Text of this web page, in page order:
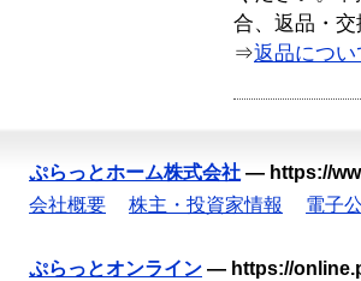
合、返品・
⇒返品につ
ぷらっとホーム株式会社 — https://
会社概要
株主・投資家情報 電子
ぷらっとオンライン — https://